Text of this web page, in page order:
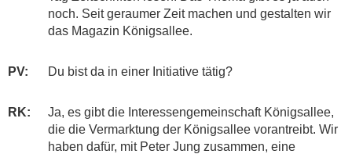
noch. Seit geraumer Zeit machen und gestalten wir
das Magazin Königsallee.
PV: Du bist da in einer Initiative tätig?
RK:
Ja, es gibt die Interessengemeinschaft Königsallee,
die die Vermarktung der Königsallee vorantreibt. Wir
haben dafür, mit Peter Jung zusammen, eine